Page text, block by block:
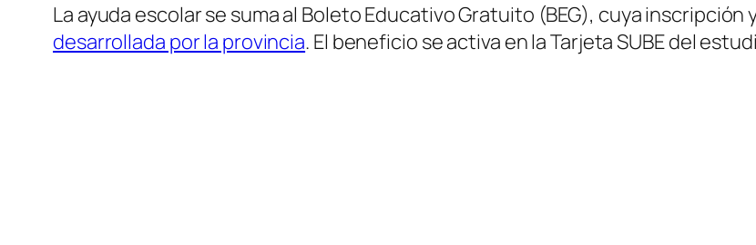
La ayuda escolar se suma al Boleto Educativo Gratuito (BEG), cuya inscripción
desarrollada por la provincia. El beneficio se activa en la Tarjeta SUBE del